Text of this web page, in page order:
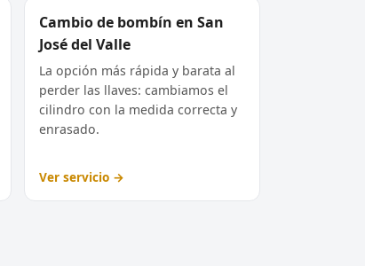
Cambio de bombín en San
José del Valle
La opción más rápida y barata al
perder las llaves: cambiamos el
cilindro con la medida correcta y
enrasado.
Ver servicio →